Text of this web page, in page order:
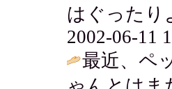
はぐったり
2002-06-11
最近、ペ